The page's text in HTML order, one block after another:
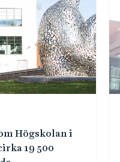
Högskolan i
19 500